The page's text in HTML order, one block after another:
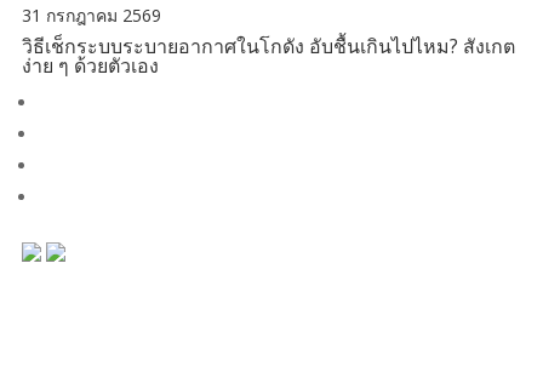
31 กรกฎาคม 2569
วิธีเช็กระบบระบายอากาศในโกดัง อับชื้นเกินไปไหม? สังเกต
ง่าย ๆ ด้วยตัวเอง